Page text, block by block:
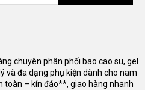
chuyên phân phối bao cao su, gel
và đa dạng phụ kiện dành cho nam
toàn – kín đáo**, giao hàng nhanh